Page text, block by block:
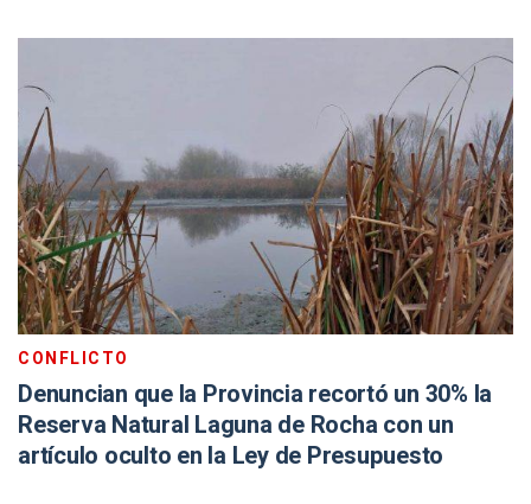
CONFLICTO
Denuncian que la Provincia recortó un 30% la
Reserva Natural Laguna de Rocha con un
artículo oculto en la Ley de Presupuesto